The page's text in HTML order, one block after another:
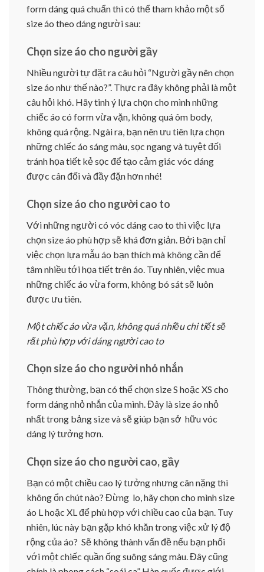
form dáng quá chuẩn thì có thể tham khảo một số
size áo theo dáng người sau:
Chọn size áo cho người gầy
Nhiều người tự đặt ra câu hỏi “Người gầy nên chọn
size áo như thế nào?”. Thực ra đây không phải là một
câu hỏi khó. Hãy tinh ý lựa chọn cho mình những
chiếc áo có form vừa vặn, không quá ôm body,
không quá rộng. Ngài ra, bạn nên ưu tiên lựa chọn
những chiếc áo sáng màu, sọc ngang và tuyệt đối
tránh họa tiết kẻ sọc để tạo cảm giác vóc dáng
được cân đối và đầy đặn hơn nhé!
Chọn size áo cho người cao to
Với những người có vóc dáng cao to thì việc lựa
chọn size áo phù hợp sẽ khá đơn giản. Bởi bạn chỉ
việc chọn lựa mẫu áo bạn thích mà không cần để
tâm nhiều tới họa tiết trên áo. Tuy nhiên, việc mua
những chiếc áo vừa form, không bó sát sẽ luôn
được ưu tiên.
Một chiếc áo vừa vặn, không quá nhiều chi tiết sẽ
rất phù hợp với dáng người cao to
Chọn size áo cho người nhỏ nhắn
Thông thường, bạn có thể chọn size S hoặc XS cho
form dáng nhỏ nhắn của mình. Đây là size áo nhỏ
nhất trong bảng size và sẽ giúp bạn sở hữu vóc
dáng lý tưởng hơn.
Chọn size áo cho người cao, gầy
Bạn có một chiều cao lý tưởng nhưng cân nặng thì
không ổn chút nào? Đừng lo, hãy chọn cho mình size
áo L hoặc XL để phù hợp với chiều cao của bạn. Tuy
nhiên, lúc này bạn gặp khó khăn trong việc xử lý độ
rộng của áo? Sẽ không thành vấn đề nếu bạn phối
với một chiếc quần ống suông sáng màu. Đây cũng